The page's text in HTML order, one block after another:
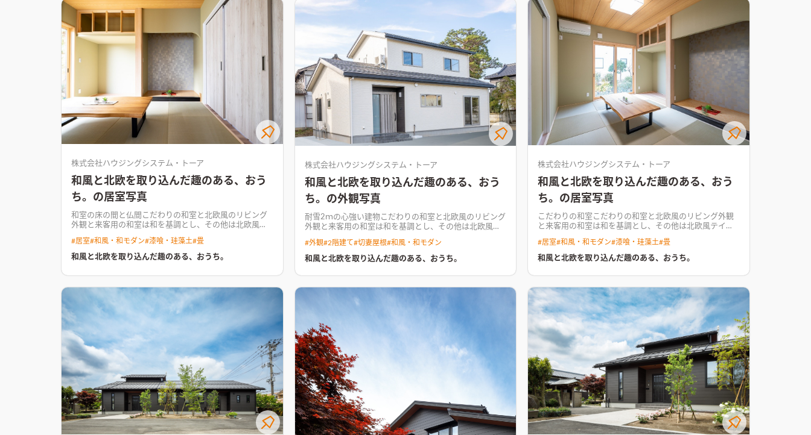
DK。キッチン側にTVを配置して空間全体がすっきりと
まとまっている
空間床座の暮らしで広々としたLDK。キッチン側にTVを
配置して空間全体がすっきりとまとまっている
駄なくゆったりとしたリビング空間床座の暮らしで広々
としたLDK。キッチン側にTVを配置して空間全体がすっ
きりとまとまっている
株式会社ハウジングシステム・トーア
和風と北欧を取り込んだ趣のある、おう
ち。の居室写真
和室の床の間と仏間 こだわりの和室と北欧風のリビング
外観と来客用の和室は和を基調とし、その他は北欧風テ
なるのではないかというくらい、 残したい家屋でした
が、地震と今後のことを考えて 建替えとなりました。 今
#居室#和風・和モダン#漆喰・珪藻土#畳
和風と北欧を取り込んだ趣のある、おうち。
株式会社ハウジングシステム・トーア
和風と北欧を取り込んだ趣のある、おう
ち。の外観写真
耐雪2ｍの心強い建物こだわりの和室と北欧風のリビング
外観と来客用の和室は和を基調とし、その他は北欧風テ
なるのではないかというくらい、 残したい家屋でした
が、地震と今後のことを考えて 建替えとなりました。 今
高気密高断熱で、快適に過ごしていただける住まいが 完
#外観#2階建て #切妻屋根#和風・和モダン
和風と北欧を取り込んだ趣のある、おうち。
株式会社ハウジングシステム・トーア
和風と北欧を取り込んだ趣のある、おう
ち。の居室写真
こだわりの和室 こだわりの和室と北欧風のリビング外観
と来客用の和室は和を基調とし、その他は北欧風テイス
のではないかというくらい、 残したい家屋でしたが、地
震と今後のことを考えて 建替えとなりました。 今までの
高断熱で、快適に過ごしていただける住まいが 完成しま
#居室#和風・和モダン#漆喰・珪藻土#畳
和風と北欧を取り込んだ趣のある、おうち。